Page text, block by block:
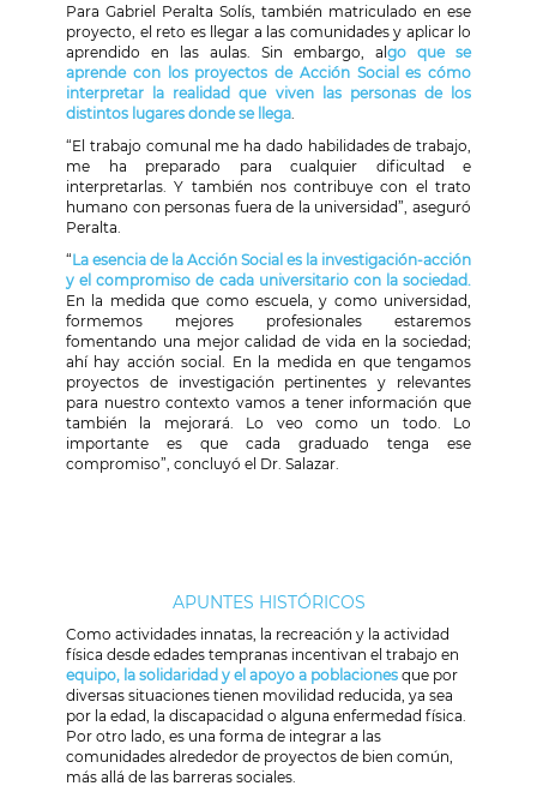
Para Gabriel Peralta Solís, también matriculado en ese
proyecto, el reto es llegar a las comunidades y aplicar lo
aprendido en las aulas. Sin embargo, al go que se
aprende con los proyectos de Acción Social es cómo
interpretar la realidad que viven las personas de los
distintos lugares donde se llega
“El trabajo comunal me ha dado habilidades de trabajo,
me ha preparado para cualquier dificultad e
interpretarlas. Y también nos contribuye con el trato
humano con personas fuera de la universidad”, aseguró
Peralta.
“La esencia de la Acción Social es la investigación-acción
y el compromiso de cada universitario con la sociedad.
En la medida que como escuela, y como universidad,
formemos mejores profesionales estaremos
fomentando una mejor calidad de vida en la sociedad;
ahí hay acción social. En la medida en que tengamos
proyectos de investigación pertinentes y relevantes
para nuestro contexto vamos a tener información que
también la mejorará. Lo veo como un todo. Lo
importante es que cada graduado tenga ese
compromiso”, concluyó el Dr. Salazar.
APUNTES HISTÓRICOS
Como actividades innatas, la recreación y la actividad
física desde edades tempranas incentivan el trabajo en
equipo, la solidaridad y el apoyo a poblaciones que por
diversas situaciones tienen movilidad reducida, ya sea
por la edad, la discapacidad o alguna enfermedad física.
Por otro lado, es una forma de integrar a las
comunidades alrededor de proyectos de bien común,
más allá de las barreras sociales.